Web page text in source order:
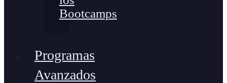
Bootcamps
Programas
Avanzados